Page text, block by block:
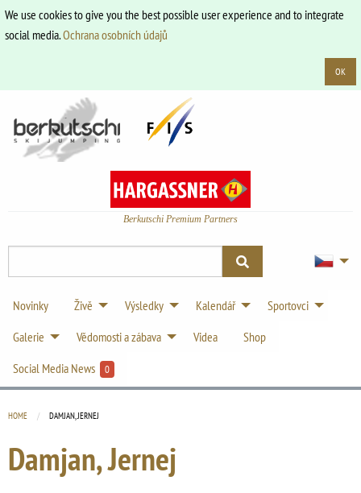
We use cookies to give you the best possible user experience and to integrate
social media.Ochrana osobních údajů
OK
Berkutschi Premium Partners
Novinky Živě Výsledky Kalendář
Sportovci
Galerie
Vědomosti a zábava Videa
Shop
Social Media News
0
HOME CURRENT:
DAMJAN, JERNEJ
Damjan, Jernej